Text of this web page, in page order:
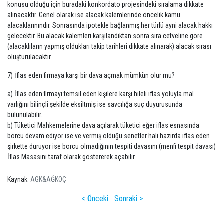
konusu olduğu için buradaki konkordato projesindeki sıralama dikkate
alınacaktır. Genel olarak ise alacak kalemlerinde öncelik kamu
alacaklarınındır. Sonrasında ipotekle bağlanmış her türlü ayni alacak hakkı
gelecektir. Bu alacak kalemleri karşılandıktan sonra sıra cetveline göre
(alacaklıların yapmış oldukları takip tarihleri dikkate alınarak) alacak sırası
oluşturulacaktır.
7) İflas eden firmaya karşı bir dava açmak mümkün olur mu?
a) İflas eden firmayı temsil eden kişilere karşı hileli iflas yoluyla mal
varlığını bilinçli şekilde eksiltmiş ise savcılığa suç duyurusunda
bulunulabilir.
b) Tüketici Mahkemelerine dava açılarak tüketici eğer iflas esnasında
borcu devam ediyor ise ve vermiş olduğu senetler hali hazırda iflas eden
şirkette duruyor ise borcu olmadığının tespiti davasını (menfi tespit davası)
İflas Masasını taraf olarak göstererek açabilir.
Kaynak: AGK&AĞKOÇ
< Önceki Sonraki >